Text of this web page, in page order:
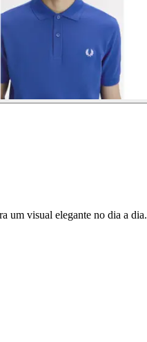
um visual elegante no dia a dia.